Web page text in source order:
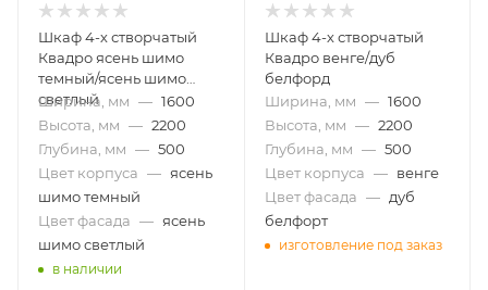
Шкаф 4-х створчатый
Квадро ясень шимо
темный/ясень шимо
светлый
Ширина, мм — 1600
Высота, мм — 2200
Глубина, мм — 500
Цвет корпуса — ясень
шимо темный
Цвет фасада — ясень
шимо светлый
в наличии
Шкаф 4-х створчатый
Квадро венге/дуб
белфорд
Ширина, мм — 1600
Высота, мм — 2200
Глубина, мм — 500
Цвет корпуса — венге
Цвет фасада — дуб
белфорт
изготовление под заказ